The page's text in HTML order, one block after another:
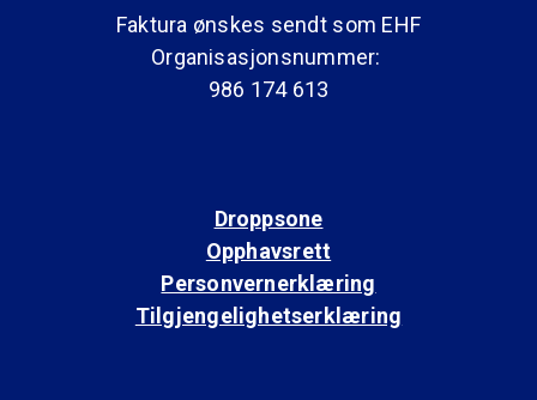
Faktura ønskes sendt som EHF
Organisasjonsnummer:
986 174 613
Droppsone
Opphavsrett
Personvernerklæring
Tilgjengelighetserklæring